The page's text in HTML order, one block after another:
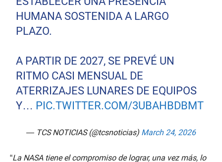
HUMANA SOSTENIDA A LARGO
PLAZO.
A PARTIR DE 2027, SE PREVÉ UN
RITMO CASI MENSUAL DE
ATERRIZAJES LUNARES DE EQUIPOS
Y… PIC.TWITTER.COM/3UBAHBDBMT
— TCS NOTICIAS (@tcsnoticias) March 24, 2026
“La NASA tiene el compromiso de lograr, una vez más, lo